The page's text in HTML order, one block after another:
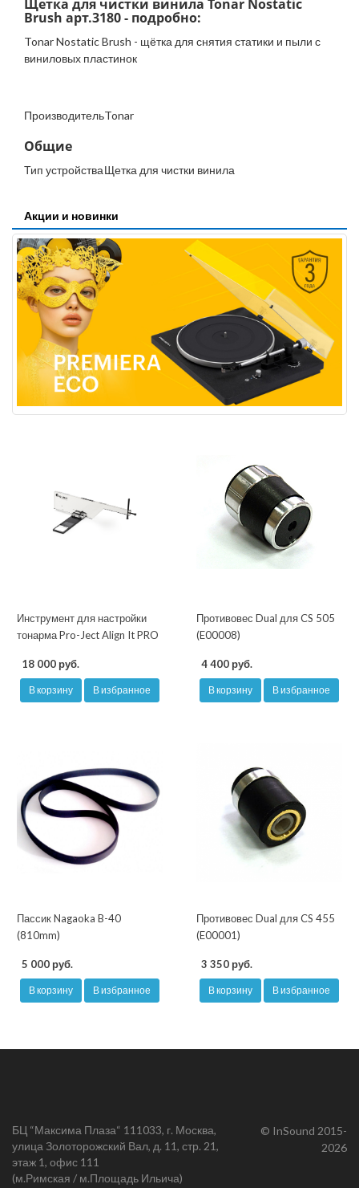
Щетка для чистки винила Tonar Nostatic
Brush арт.3180 - подробно:
Tonar Nostatic Brush - щётка для снятия статики и пыли с
виниловых пластинок
ПроизводительTonar
Общие
Тип устройстваЩетка для чистки винила
Акции и новинки
Инструмент для настройки
тонарма Pro-Ject Align It PRO
18 000 руб.
В корзину В избранное
Противовес Dual для CS 505
(E00008)
4 400 руб.
В корзину В избранное
Пассик Nagaoka B-40
(810mm)
5 000 руб.
В корзину В избранное
Противовес Dual для CS 455
(E00001)
3 350 руб.
В корзину В избранное
БЦ “Максима Плаза“ 111033, г. Москва,
улица Золоторожский Вал, д. 11, стр. 21,
этаж 1, офис 111
(м.Римская / м.Площадь Ильича)
© InSound 2015-
2026